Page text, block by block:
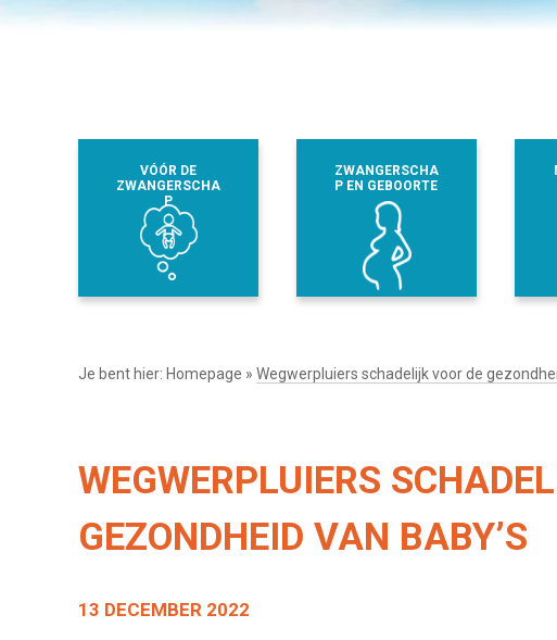
VÓÓR DE
ZWANGERSCHA
P
ZWANGERSCHA
P EN GEBOORTE
Je bent hier: Homepage » Wegwerpluiers schadelijk voor de
WEGWERPLUIERS
GEZONDHEID VAN BABY’S
13 DECEMBER 2022